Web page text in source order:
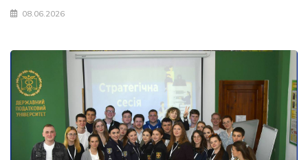
08.06.2026